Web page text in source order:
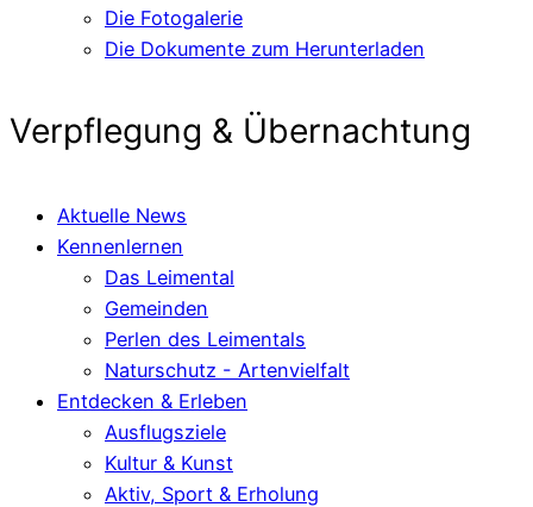
Die Fotogalerie
Die Dokumente zum Herunterladen
Verpflegung & Übernachtung
Aktuelle News
Kennenlernen
Das Leimental
Gemeinden
Perlen des Leimentals
Naturschutz - Artenvielfalt
Entdecken & Erleben
Ausflugsziele
Kultur & Kunst
Aktiv, Sport & Erholung